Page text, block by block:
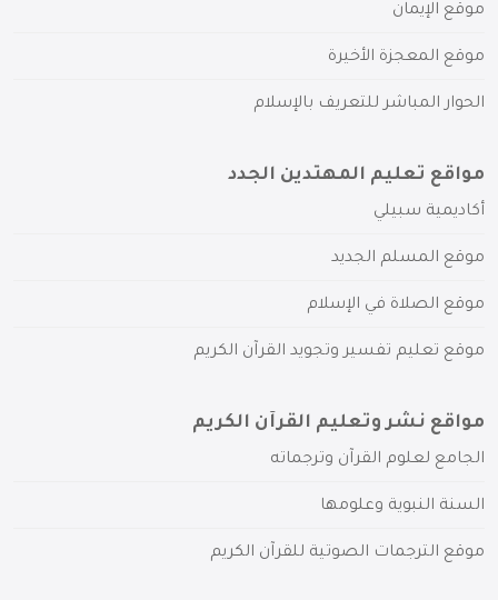
موقع الإيمان
موقع المعجزة الأخيرة
الحوار المباشر للتعريف بالإسلام
مواقع تعليم المهتدين الجدد
أكاديمية سبيلي
موقع المسلم الجديد
موقع الصلاة في الإسلام
موقع تعليم تفسير وتجويد القرآن الكريم
مواقع نشر وتعليم القرآن الكريم
الجامع لعلوم القرآن وترجماته
السنة النبوية وعلومها
موقع الترجمات الصوتية للقرآن الكريم